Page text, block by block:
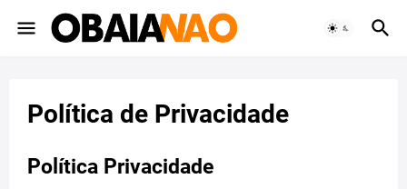
Política de Privacidade
Política Privacidade